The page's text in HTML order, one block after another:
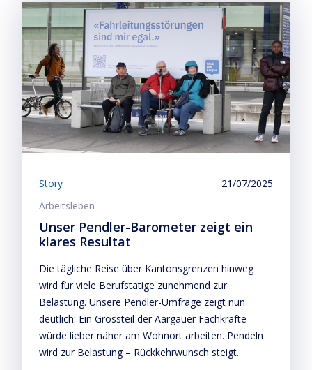
Story
21/07/2025
Arbeitsleben
Unser Pendler-Barometer zeigt ein
klares Resultat
Die tägliche Reise über Kantonsgrenzen hinweg
wird für viele Berufstätige zunehmend zur
Belastung. Unsere Pendler-Umfrage zeigt nun
deutlich: Ein Grossteil der Aargauer Fachkräfte
würde lieber näher am Wohnort arbeiten. Pendeln
wird zur Belastung – Rückkehrwunsch steigt.